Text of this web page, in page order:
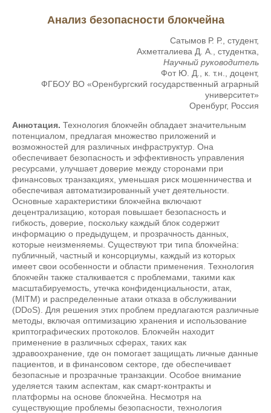
Анализ безопасности блокчейна
Сатымов Р. Р., студент,
Ахметгалиева Д. А., студентка,
Научный руководитель
Фот Ю. Д., к. т.н., доцент,
ФГБОУ ВО «Оренбургский государственный аграрный
университет»
Оренбург, Россия
Аннотация. Технология блокчейн обладает значительным
потенциалом, предлагая множество приложений и
возможностей для различных инфраструктур. Она
обеспечивает безопасность и эффективность управления
ресурсами, улучшает доверие между сторонами при
финансовых транзакциях, уменьшая риск мошенничества и
обеспечивая автоматизированный учет деятельности.
Основные характеристики блокчейна включают
децентрализацию, которая повышает безопасность и
гибкость, доверие, поскольку каждый блок содержит
информацию о предыдущем, и прозрачность данных,
которые неизменяемы. Существуют три типа блокчейна:
публичный, частный и консорциумы, каждый из которых
имеет свои особенности и области применения. Технология
блокчейн также сталкивается с проблемами, такими как
масштабируемость, утечка конфиденциальности, атак,
(MITM) и распределенные атаки отказа в обслуживании
(DDoS). Для решения этих проблем предлагаются различные
методы, включая оптимизацию хранения и использование
криптографических протоколов. Блокчейн находит
применение в различных сферах, таких как
здравоохранение, где он помогает защищать личные данные
пациентов, и в финансовом секторе, где обеспечивает
безопасные и прозрачные транзакции. Особое внимание
уделяется таким аспектам, как смарт-контракты и
платформы на основе блокчейна. Несмотря на
существующие проблемы безопасности, технология